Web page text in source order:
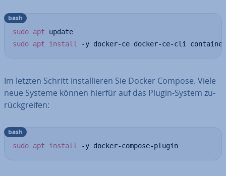
sudo apt
sudo apt install -y docker-ce docker-ce-cli
bash
Im letzten Schritt in­stal­lie­ren Sie Docker Compose. Viele
neue Systeme können hierfür auf das Plugin-System zu­
rück­grei­fen:
sudo apt install -y docker-compose-plugin
bash